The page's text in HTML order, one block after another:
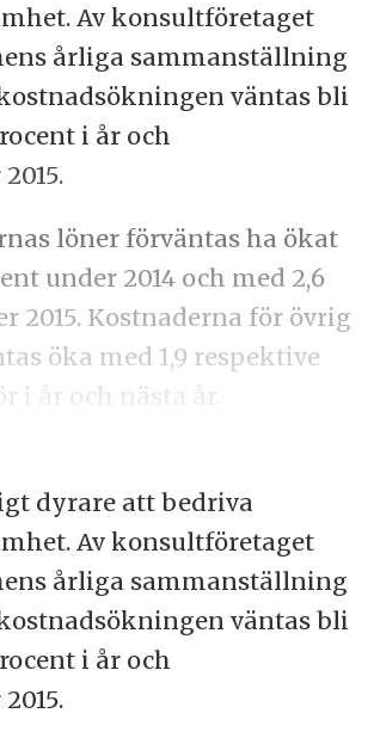
Av konsultföretaget
årliga sammanställning
väntas bli
i år och
löner förväntas ha ökat
under 2014 och med 2,6
2015. Kostnaderna för övrig
öka med 1,9 respektive
i år och nästa år.
dyrare att bedriva
Av konsultföretaget
årliga sammanställning
väntas bli
i år och